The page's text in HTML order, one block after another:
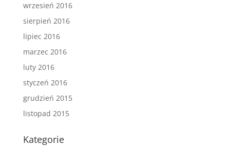
wrzesień 2016
sierpień 2016
lipiec 2016
marzec 2016
luty 2016
styczeń 2016
grudzień 2015
listopad 2015
Kategorie